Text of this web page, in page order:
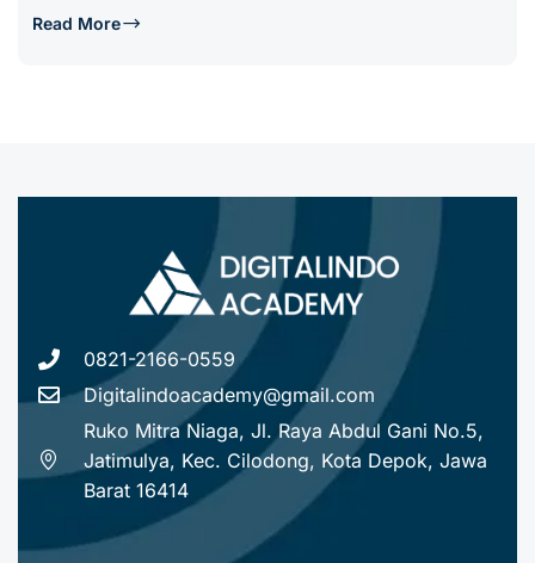
Read More
0821-2166-0559
Digitalindoacademy@gmail.com
Ruko Mitra Niaga, Jl. Raya Abdul Gani No.5,
Jatimulya, Kec. Cilodong, Kota Depok, Jawa
Barat 16414